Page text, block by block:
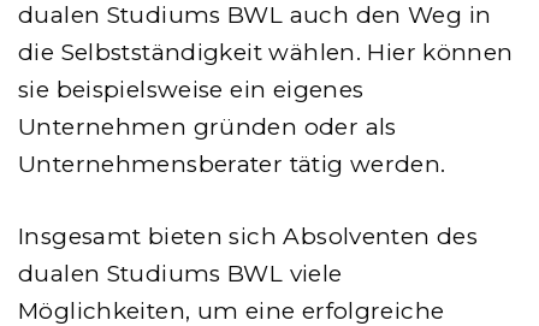
dualen Studiums BWL auch den Weg in
die Selbstständigkeit wählen. Hier können
sie beispielsweise ein eigenes
Unternehmen gründen oder als
Unternehmensberater tätig werden.
Insgesamt bieten sich Absolventen des
dualen Studiums BWL viele
Möglichkeiten, um eine erfolgreiche